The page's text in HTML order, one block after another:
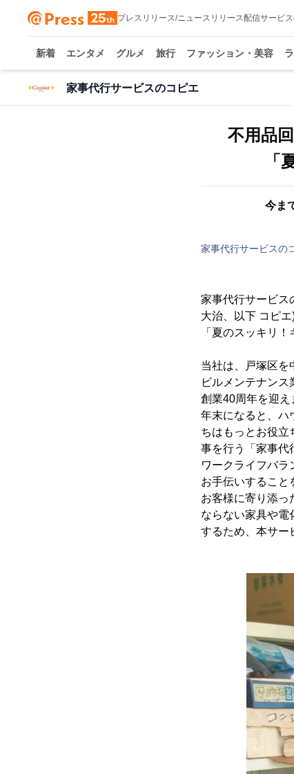
プレスリリース/ニュースリリース配信サービ
新着 エンタメ グルメ 旅行 ファッション・美容
家事代行サービスのコピエ
不用品
「
今ま
家事代行サービスの
家事代行サービス
大治、以下 コピ
「夏のスッキリ
当社は、戸塚区を
ビルメンテナンス
創業40周年を迎え
年末になると、ハ
ちはもっとお役立
事を行う「家事代
ワークライフバラ
お手伝いすること
お客様に寄り添っ
ならない家具や電
するため、本サー